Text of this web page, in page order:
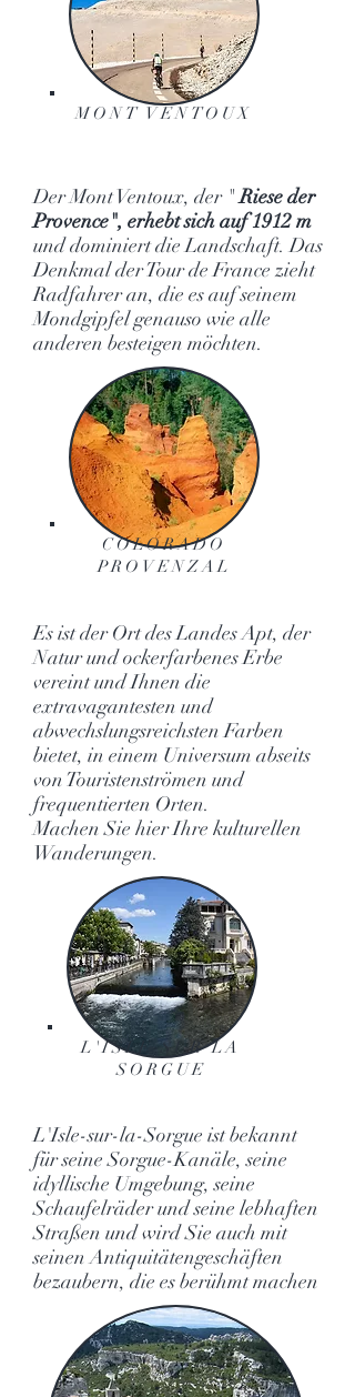
MONT VENTOUX
Der Mont Ventoux, der "Riese der
Provence", erhebt sich auf 1912 m
und dominiert die Landschaft. Das
Denkmal der Tour de France zieht
Radfahrer an, die es auf seinem
Mondgipfel genauso wie alle
anderen besteigen möchten.
COLORADO
PROVENZAL
Es ist der Ort des Landes Apt, der
Natur und ockerfarbenes Erbe
vereint und Ihnen die
extravagantesten und
abwechslungsreichsten Farben
bietet, in einem Universum abseits
von Touristenströmen und
frequentierten Orten.
Machen Sie hier Ihre kulturellen
Wanderungen.
L'ISLE SUR LA
SORGUE
L'Isle-sur-la-Sorgue ist bekannt
für seine Sorgue-Kanäle, seine
idyllische Umgebung, seine
Schaufelräder und seine lebhaften
Straßen und wird Sie auch mit
seinen Antiquitätengeschäften
bezaubern, die es berühmt machen